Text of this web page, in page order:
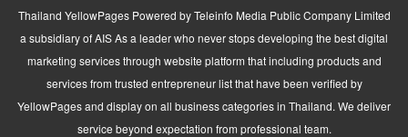
Thailand YellowPages Powered by Teleinfo Media Public Company Limited
a subsidiary of AIS As a leader who never stops developing the best digital
marketing services through website platform that including products and
services from trusted entrepreneur list that have been verified by
YellowPages and display on all business categories in Thailand. We deliver
service beyond expectation from professional team.